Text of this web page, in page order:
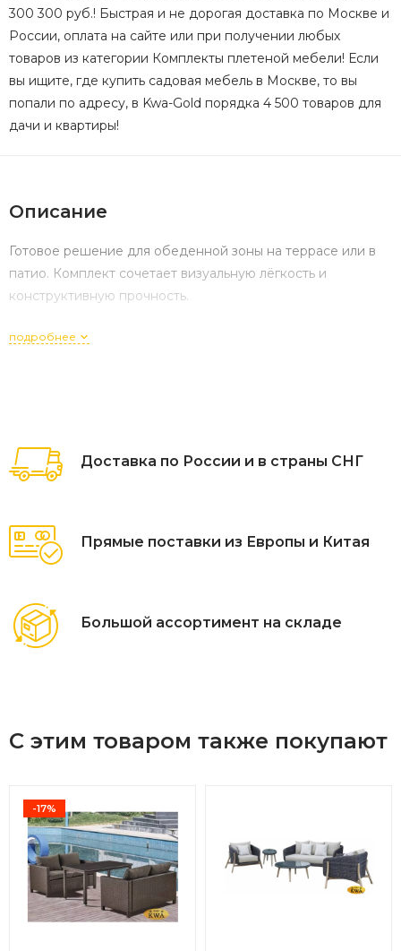
300 300 руб.! Быстрая и не дорогая доставка по Москве и
России, оплата на сайте или при получении любых
товаров из категории Комплекты плетеной мебели! Если
вы ищите, где купить садовая мебель в Москве, то вы
попали по адресу, в Kwa-Gold порядка 4 500 товаров для
дачи и квартиры!
Описание
Готовое решение для обеденной зоны на террасе или в
патио. Комплект сочетает визуальную лёгкость и
конструктивную прочность.
подробнее
Доставка по России и в страны СНГ
Прямые поставки из Европы и Китая
Большой ассортимент на складе
С этим товаром также покупают
-17%